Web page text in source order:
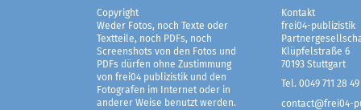
Copyright
Weder Fotos, noch Texte oder
Textteile, noch PDFs, noch
Screenshots von den Fotos und
PDFs dürfen ohne Zustimmung
von frei04 publizistik und den
Fotografen im Internet oder in
anderer Weise benutzt werden.
Kontakt
frei04-publizistik
Klüpfelstraße 6
70193 Stuttgart
Tel. 0049 711 28 49
contact@frei04-